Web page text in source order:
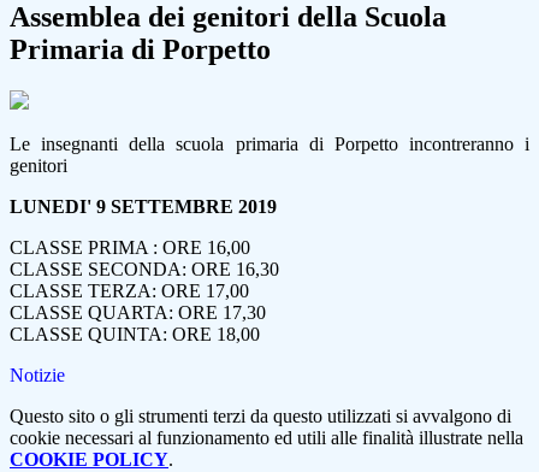
Assemblea dei genitori della Scuola
Primaria di Porpetto
Le insegnanti della scuola primaria di Porpetto incontreranno i
genitori
LUNEDI' 9 SETTEMBRE 2019
CLASSE PRIMA : ORE 16,00
CLASSE SECONDA: ORE 16,30
CLASSE TERZA: ORE 17,00
CLASSE QUARTA: ORE 17,30
CLASSE QUINTA: ORE 18,00
Notizie
Questo sito o gli strumenti terzi da questo utilizzati si avvalgono di
cookie necessari al funzionamento ed utili alle finalità illustrate nella
COOKIE POLICY.